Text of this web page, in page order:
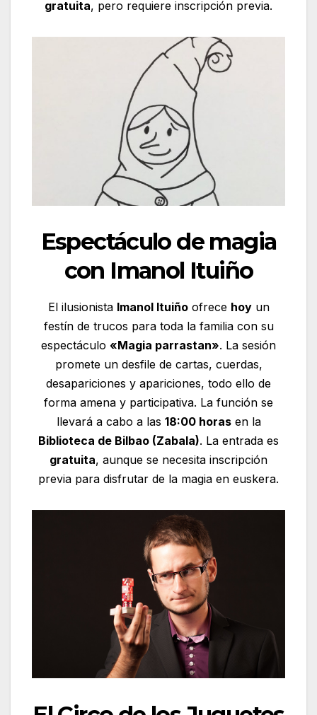
gratuita, pero requiere inscripción previa.
Espectáculo de magia
con Imanol Ituiño
El ilusionista Imanol Ituiñoofrece hoyun
festín de trucos para toda la familia con su
espectáculo «Magia parrastan». La sesión
promete un desfile de cartas, cuerdas,
desapariciones y apariciones, todo ello de
forma amena y participativa. La función se
llevará a cabo a las 18:00 horasen la
Biblioteca de Bilbao (Zabala). La entrada es
gratuita, aunque se necesita inscripción
previa para disfrutar de la magia en euskera.